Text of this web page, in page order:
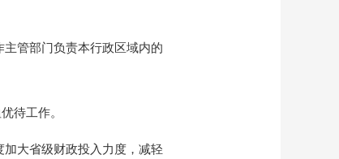
管部门负责本行政区域内的
待工作。
大省级财政投入力度，减轻